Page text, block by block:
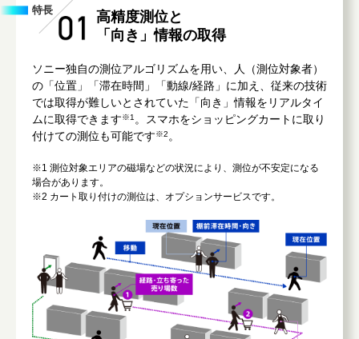
特長
高精度測位と
「向き」情報の取得
ソニー独自の測位アルゴリズムを用い、人（測位対象者）
の「位置」「滞在時間」「動線/経路」に加え、従来の技術
では取得が難しいとされていた「向き」情報をリアルタイ
ムに取得できます※1 。スマホをショッピングカートに取り
付けての測位も可能です※2 。
※1 測位対象エリアの磁場などの状況により、測位が不安定になる
場合があります。
※2 カート取り付けの測位は、オプションサービスです。